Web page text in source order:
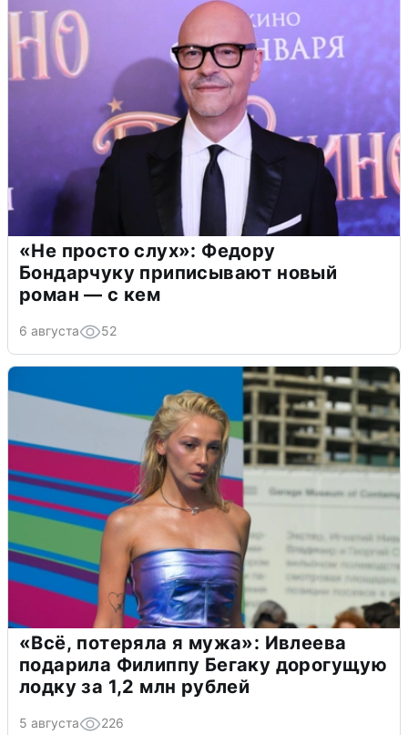
«Не просто слух»: Федору
Бондарчуку приписывают новый
роман — с кем
6 августа 52
«Всё, потеряла я мужа»: Ивлеева
подарила Филиппу Бегаку дорогущую
лодку за 1,2 млн рублей
5 августа 226